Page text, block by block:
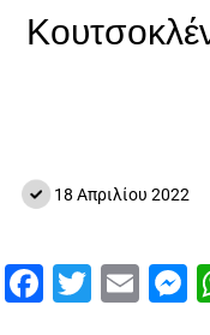
18 Απριλίου 2022